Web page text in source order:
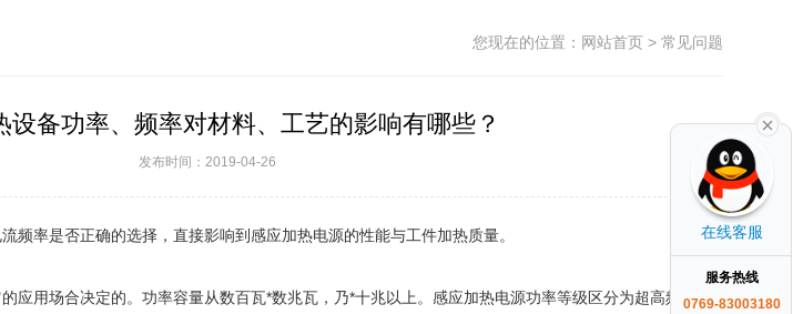
您现在的位置： 网站首页 > 常见问题
设备功率、频率对材料、工艺的影响有哪些？
发布时间：2019-04-26
频率是否正确的选择，直接影响到感应加热电源的性能与工件加热质量。
应用场合决定的。功率容量从数百瓦*数兆瓦，乃*十兆以上。感应加热电源功率等级区分为超高频、高
在线客服
服务热线
0769-83003180